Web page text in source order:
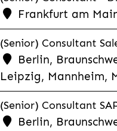
Frankfurt am
(Senior) Consultant
Berlin,
Leipzig, Mannheim,
(Senior) Consultant
Berlin,